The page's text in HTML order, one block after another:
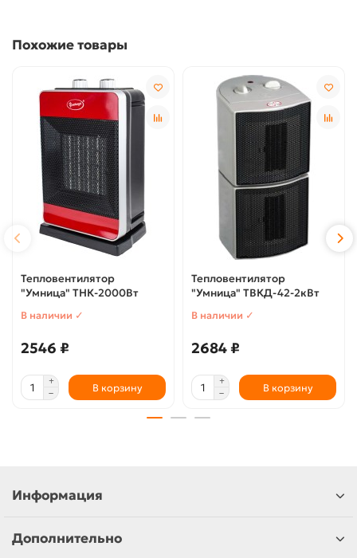
Похожие товары
Тепловентилятор
"Умница" ТНК-2000Вт
В наличии ✓
2546 ₽
В корзину
Тепловентилятор
"Умница" ТВКД-42-2кВт
В наличии ✓
2684 ₽
В корзину
Информация
Дополнительно